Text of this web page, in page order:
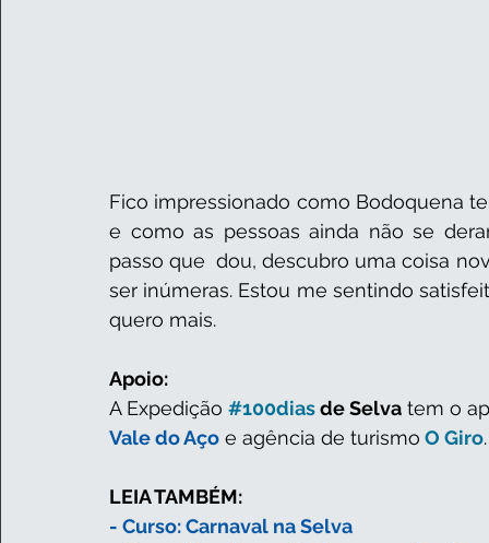
Fico impressionado como Bodoquena
e como as pessoas ainda não se
passo que  dou, descubro uma coisa
ser inúmeras. Estou me sentindo
quero mais.
Apoio:
A Expedição #100dias de Selva tem o
Vale do Aço e agência de turismo O Giro
LEIA TAMBÉM:
- Curso: Carnaval na Selva